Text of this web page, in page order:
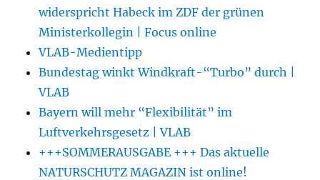
widerspricht Habeck im ZDF der grünen
Ministerkollegin | Focus online
VLAB-Medientipp
Bundestag winkt Windkraft-“Turbo” durch |
VLAB
Bayern will mehr “Flexibilität” im
Luftverkehrsgesetz | VLAB
+++SOMMERAUSGABE +++ Das aktuelle
NATURSCHUTZ MAGAZIN ist online!